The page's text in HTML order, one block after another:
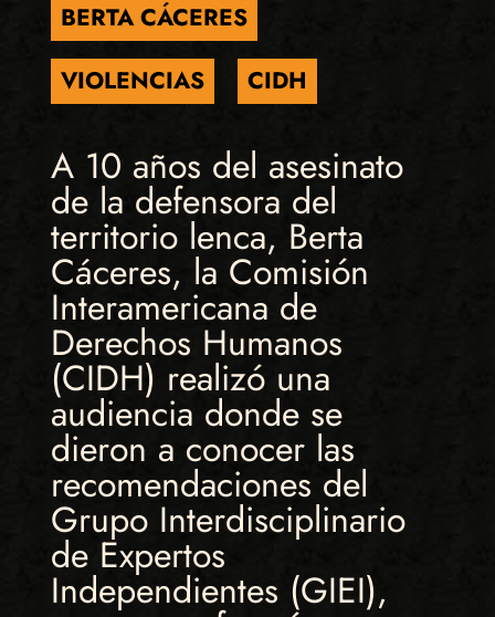
BERTA CÁCERES
VIOLENCIAS
CIDH
A 10 años del asesinato
de la defensora del
territorio lenca, Berta
Cáceres, la Comisión
Interamericana de
Derechos Humanos
(CIDH) realizó una
audiencia donde se
dieron a conocer las
recomendaciones del
Grupo Interdisciplinario
de Expertos
Independientes (GIEI),